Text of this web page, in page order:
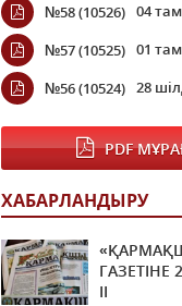
№58 (10526) 04
№57 (10525) 01
№56 (10524) 28
PDF
ХАБАРЛАНДЫРУ
ІI